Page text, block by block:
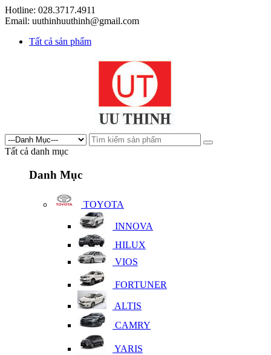
Hotline: 028.3717.4911
Email: uuthinhuuthinh@gmail.com
Tất cả sản phẩm
Tất cả danh mục
Danh Mục
TOYOTA
INNOVA
HILUX
VIOS
FORTUNER
ALTIS
CAMRY
YARIS